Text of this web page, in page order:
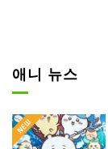
애니 뉴스